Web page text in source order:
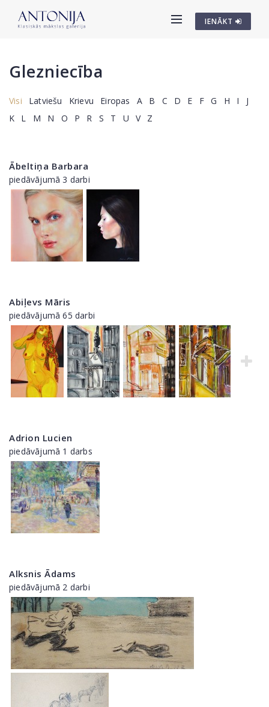
IENĀKT
Glezniecība
Visi Latviešu Krievu Eiropas A B C D E F G H I
J
K
L M N O P R S T U V Z
Ābeltiņa Barbara
piedāvājumā 3 darbi
Abiļevs Māris
piedāvājumā 65 darbi
Adrion Lucien
piedāvājumā 1 darbs
Alksnis Ādams
piedāvājumā 2 darbi